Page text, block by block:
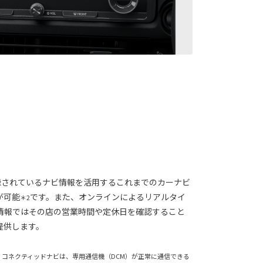
れているナビ情報を活用するこれまでのカーナビ
可能＊2です。また、オンラインによるリアルタイ
ではその店の営業時間や定休日を確認すること
します。
クティッドナビは、専用通信機（DCM）が正常に通信できる